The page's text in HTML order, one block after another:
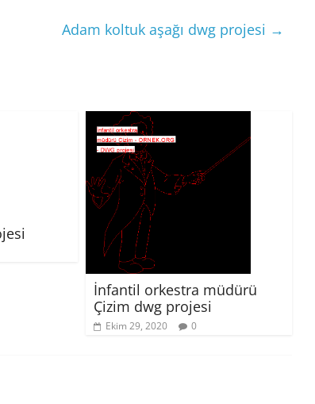
Adam koltuk aşağı dwg projesi →
İnfantil orkestra müdürü
Çizim dwg projesi
Ekim 29, 2020 0